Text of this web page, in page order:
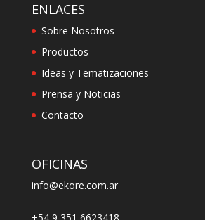
ENLACES
Sobre Nosotros
Productos
Ideas y Tematizaciones
Prensa y Noticias
Contacto
OFICINAS
info@ekore.com.ar
+54 9 351 6623418